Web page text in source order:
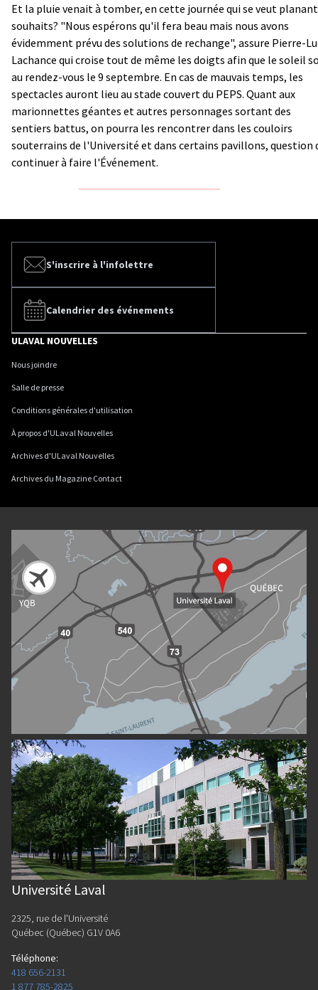
Et la pluie venait à tomber, en cette journée qui se veut
souhaits? "Nous espérons qu'il fera beau mais nous avons
évidemment prévu des solutions de rechange", assure Pierre-
Lachance qui croise tout de même les doigts afin que le soleil
au rendez-vous le 9 septembre. En cas de mauvais temps, les
spectacles auront lieu au stade couvert du PEPS. Quant aux
marionnettes géantes et autres personnages sortant des
sentiers battus, on pourra les rencontrer dans les couloirs
souterrains de l'Université et dans certains pavillons, question
continuer à faire l'Événement.
S'inscrire à l'infolettre
Calendrier des événements
ULAVAL NOUVELLES
Nous joindre
Salle de presse
Conditions générales d'utilisation
À propos d'ULaval Nouvelles
Archives d'ULaval Nouvelles
Archives du Magazine Contact
Université Laval
2325, rue de l'Université
Québec (Québec) G1V 0A6
Téléphone:
418 656-2131
1 877 785-2825